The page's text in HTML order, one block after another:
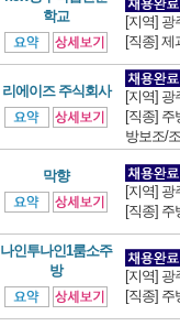
학교
[지역] 광
[직종]
리에이즈 주식회사
[지역] 광
[직종]
방보조/
막향
[지역] 광
[직종]
나인투나인1룸소주
방
[지역] 광
[직종]